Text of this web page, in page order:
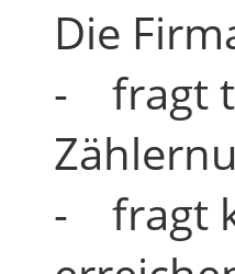
Die
- fragt
- fragt